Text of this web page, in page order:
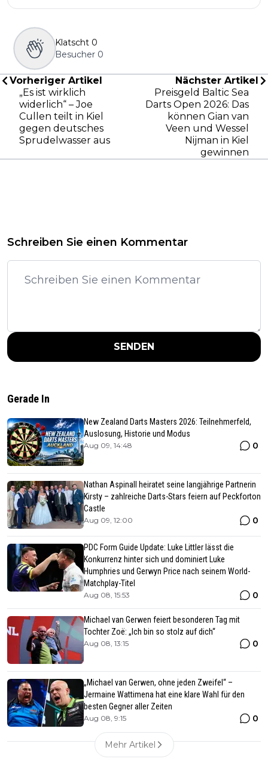
Klatscht 0
Besucher 0
Vorheriger Artikel
„Es ist wirklich
widerlich“ – Joe
Cullen teilt in Kiel
gegen deutsches
Sprudelwasser aus
Nächster Artikel
Preisgeld Baltic Sea
Darts Open 2026: Das
können Gian van
Veen und Wessel
Nijman in Kiel
gewinnen
Schreiben Sie einen Kommentar
SENDEN
Gerade In
New Zealand Darts Masters 2026: Teilnehmerfeld,
Auslosung, Historie und Modus
Aug 09, 14:48 0
Nathan Aspinall heiratet seine langjährige Partnerin
Kirsty – zahlreiche Darts-Stars feiern auf Peckforton
Castle
Aug 09, 12:00 0
PDC Form Guide Update: Luke Littler lässt die
Konkurrenz hinter sich und dominiert Luke
Humphries und Gerwyn Price nach seinem World-
Matchplay-Titel
Aug 08, 15:53 0
Michael van Gerwen feiert besonderen Tag mit
Tochter Zoë: „Ich bin so stolz auf dich“
Aug 08, 13:15 0
„Michael van Gerwen, ohne jeden Zweifel“ –
Jermaine Wattimena hat eine klare Wahl für den
besten Gegner aller Zeiten
Aug 08, 9:15 0
Mehr Artikel